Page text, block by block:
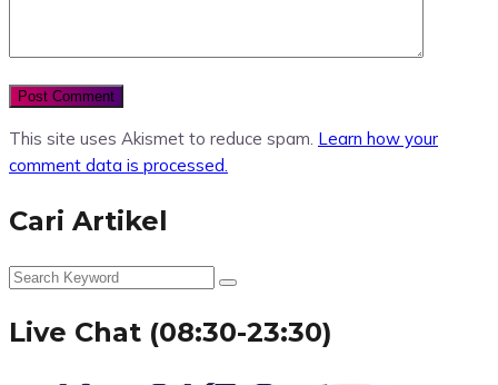
This site uses Akismet to reduce spam. Learn how your
comment data is processed.
Cari Artikel
Live Chat (08:30-23:30)